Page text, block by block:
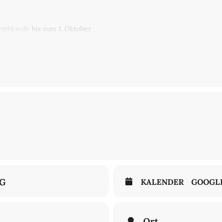
bis zum 1. Oktober
KALENDER